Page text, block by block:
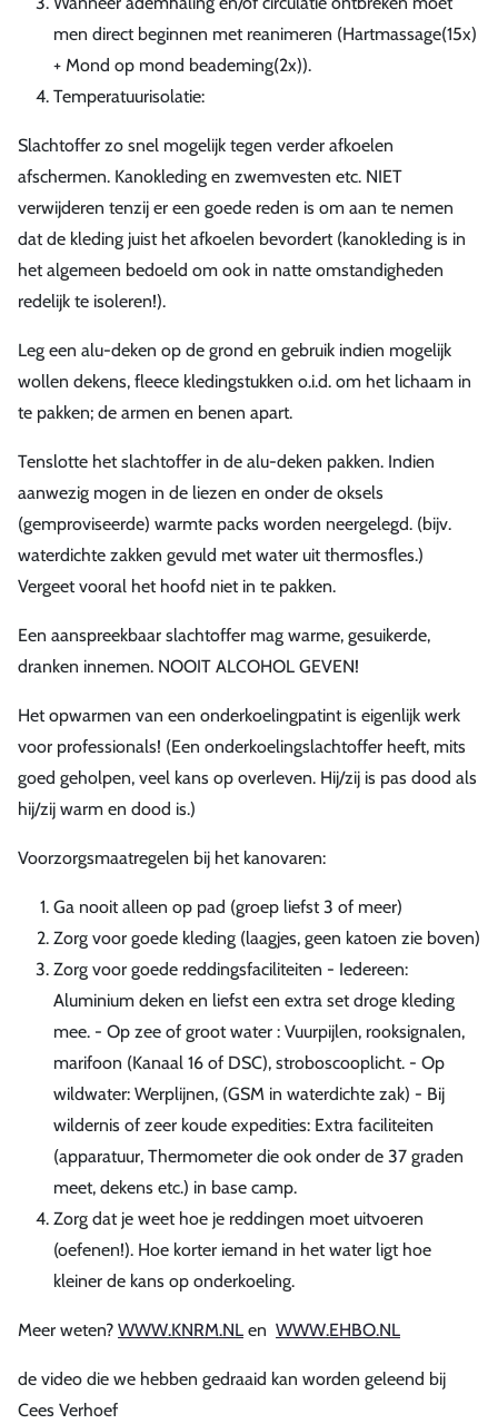
men direct beginnen met reanimeren (Hartmassage(15x)
+ Mond op mond beademing(2x)).
Temperatuurisolatie:
Slachtoffer zo snel mogelijk tegen verder afkoelen
afschermen. Kanokleding en zwemvesten etc. NIET
verwijderen tenzij er een goede reden is om aan te nemen
dat de kleding juist het afkoelen bevordert (kanokleding is in
het algemeen bedoeld om ook in natte omstandigheden
redelijk te isoleren!).
Leg een alu-deken op de grond en gebruik indien mogelijk
wollen dekens, fleece kledingstukken o.i.d. om het lichaam in
te pakken; de armen en benen apart.
Tenslotte het slachtoffer in de alu-deken pakken. Indien
aanwezig mogen in de liezen en onder de oksels
(gemproviseerde) warmte packs worden neergelegd. (bijv.
waterdichte zakken gevuld met water uit thermosfles.)
Vergeet vooral het hoofd niet in te pakken.
Een aanspreekbaar slachtoffer mag warme, gesuikerde,
dranken innemen. NOOIT ALCOHOL GEVEN!
Het opwarmen van een onderkoelingpatint is eigenlijk werk
voor professionals! (Een onderkoelingslachtoffer heeft, mits
goed geholpen, veel kans op overleven. Hij/zij is pas dood als
hij/zij warm en dood is.)
Voorzorgsmaatregelen bij het kanovaren:
Ga nooit alleen op pad (groep liefst 3 of meer)
Zorg voor goede kleding (laagjes, geen katoen zie boven)
Zorg voor goede reddingsfaciliteiten - Iedereen:
Aluminium deken en liefst een extra set droge kleding
mee. - Op zee of groot water : Vuurpijlen, rooksignalen,
marifoon (Kanaal 16 of DSC), stroboscooplicht. - Op
wildwater: Werplijnen, (GSM in waterdichte zak) - Bij
wildernis of zeer koude expedities: Extra faciliteiten
(apparatuur, Thermometer die ook onder de 37 graden
meet, dekens etc.) in base camp.
Zorg dat je weet hoe je reddingen moet uitvoeren
(oefenen!). Hoe korter iemand in het water ligt hoe
kleiner de kans op onderkoeling.
Meer weten? WWW.KNRM.NL en WWW.EHBO.NL
de video die we hebben gedraaid kan worden geleend bij
Cees Verhoef